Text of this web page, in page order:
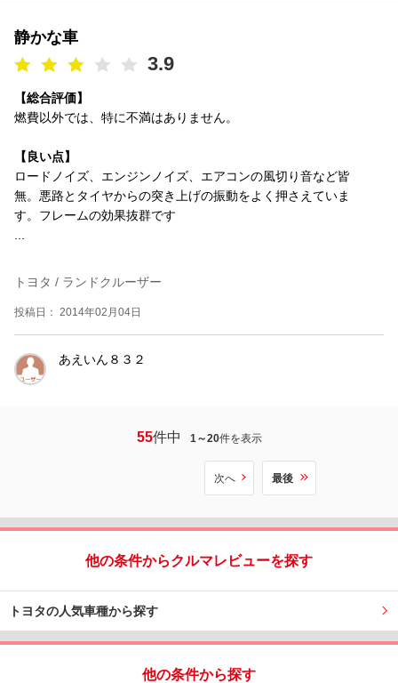
静かな車
3.9
【総合評価】
燃費以外では、特に不満はありません。
【良い点】
ロードノイズ、エンジンノイズ、エアコンの風切り音など皆
無。悪路とタイヤからの突き上げの振動をよく押さえていま
す。フレームの効果抜群です
トヨタ / ランドクルーザー
投稿日： 2014年02月04日
あえいん８３２
55件中 1～20件を表示
次へ 最後
他の条件からクルマレビューを探す
トヨタの人気車種から探す
他の条件から探す